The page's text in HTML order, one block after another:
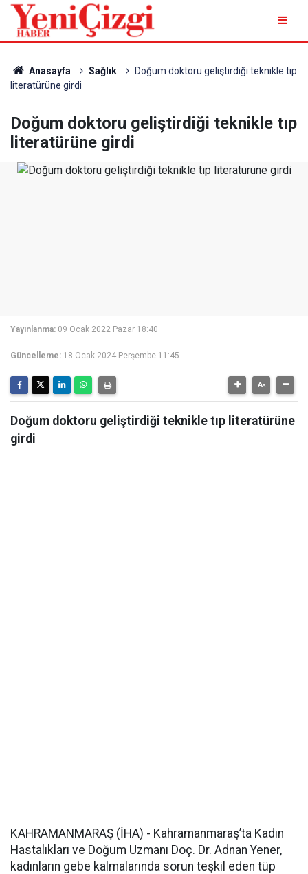
Anasayfa Sağlık
Doğum doktoru geliştirdiği teknikle tıp
literatürüne girdi
Doğum doktoru geliştirdiği teknikle tıp
literatürüne girdi
Yayınlanma: 09 Ocak 2022 Pazar 18:40
Güncelleme: 18 Ocak 2024 Perşembe 11:45
Doğum doktoru geliştirdiği teknikle tıp literatürüne
girdi
KAHRAMANMARAŞ (İHA) - Kahramanmaraş’ta Kadın
Hastalıkları ve Doğum Uzmanı Doç. Dr. Adnan Yener,
kadınların gebe kalmalarında sorun teşkil eden tüp